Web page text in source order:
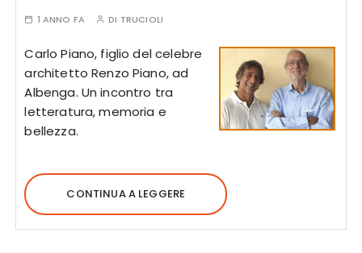
1 ANNO FA DI TRUCIOLI
Carlo Piano, figlio del celebre
architetto Renzo Piano, ad
Albenga. Un incontro tra
letteratura, memoria e
bellezza.
CONTINUA A LEGGERE